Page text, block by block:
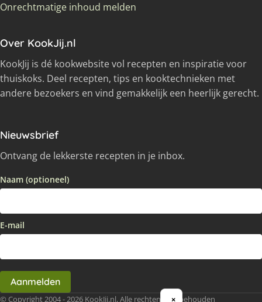
Onrechtmatige inhoud melden
Over KookJij.nl
KookJij is dé kookwebsite vol recepten en inspiratie voor
thuiskoks. Deel recepten, tips en kooktechnieken met
andere bezoekers en vind gemakkelijk een heerlijk gerecht.
Nieuwsbrief
Ontvang de lekkerste recepten in je inbox.
Naam (optioneel)
E-mail
Aanmelden
© Copyright 2004 - 2026 KookJij.nl, Alle rechten voorbehouden
×